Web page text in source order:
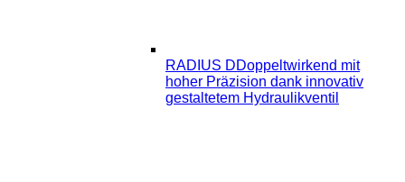
RADIUS DDoppeltwirkend mit
hoher Präzision dank innovativ
gestaltetem Hydraulikventil